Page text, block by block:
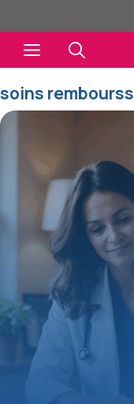
au
contenuMenu
soins rembourss